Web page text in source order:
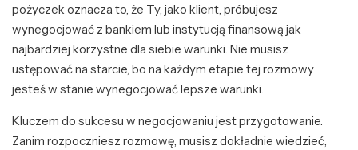
pożyczek oznacza to, że Ty, jako klient, próbujesz
wynegocjować z bankiem lub instytucją finansową jak
najbardziej korzystne dla siebie warunki. Nie musisz
ustępować na starcie, bo na każdym etapie tej rozmowy
jesteś w stanie wynegocjować lepsze warunki.
Kluczem do sukcesu w negocjowaniu jest przygotowanie.
Zanim rozpoczniesz rozmowę, musisz dokładnie wiedzieć,